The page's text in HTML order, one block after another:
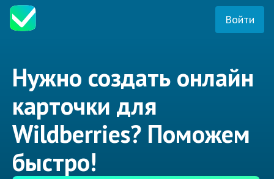
Войти
Нужно создать онлайн
карточки для
Wildberries? Поможем
быстро!